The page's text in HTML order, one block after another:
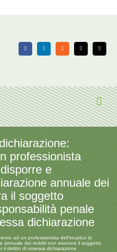
FacebookLinkedIn Rss X Email
professionista
e
annuale dei
il soggetto
penale
dichiarazione
ad un professionista dell’incarico di
annuale dei redditi non esonera il soggetto
il delitto di omessa dichiarazione